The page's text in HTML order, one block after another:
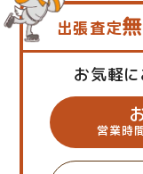
出張査定
お気軽
営業時